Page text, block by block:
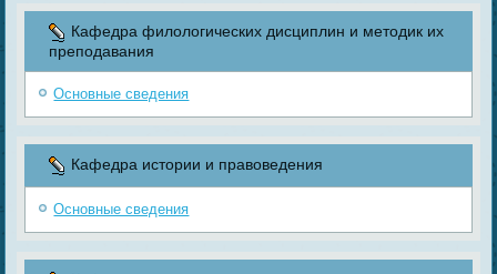
Кафедра филологических дисциплин и методик их
преподавания
Основные сведения
Кафедра истории и правоведения
Основные сведения